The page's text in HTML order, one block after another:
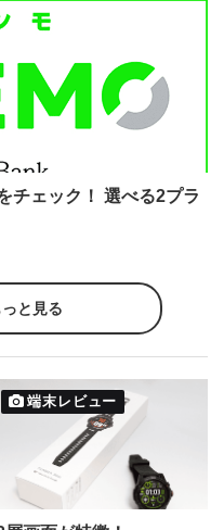
チェック！ 選べる2プラ
と見る
端末レビュー